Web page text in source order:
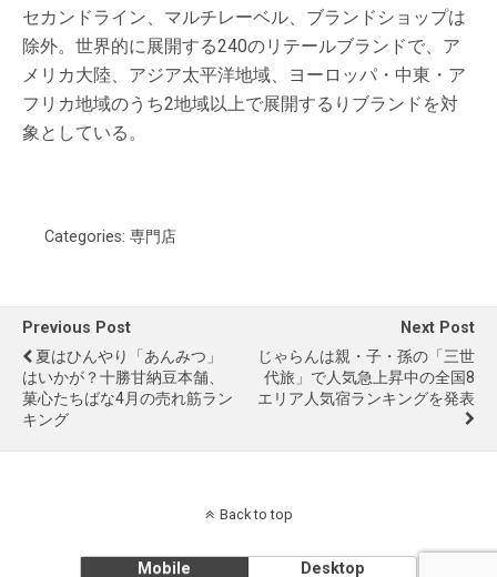
セカンドライン、マルチレーベル、ブランドショップは
除外。世界的に展開する240のリテールブランドで、ア
メリカ大陸、アジア太平洋地域、ヨーロッパ・中東・ア
フリカ地域のうち2地域以上で展開するりブランドを対
象としている。
Categories: 専門店
Previous Post
夏はひんやり「あんみつ」
はいかが？十勝甘納豆本舗、
菓心たちばな4月の売れ筋ラン
キング
Next Post
じゃらんは親・子・孫の「三世
代旅」で人気急上昇中の全国8
エリア人気宿ランキングを発表
Back to top
Mobile Desktop